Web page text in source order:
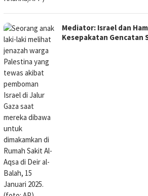
Mediator: Israel dan
Kesepakatan Gencatan